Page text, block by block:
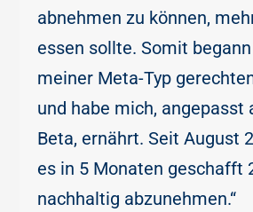
abnehmen zu können,
essen sollte. Somit
meiner Meta-Typ
und habe mich, angepasst
Beta, ernährt. Seit August
es in 5 Monaten geschafft
nachhaltig abzunehmen.“